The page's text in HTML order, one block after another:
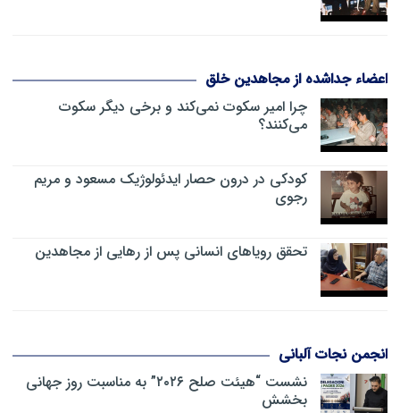
اعضاء جداشده از مجاهدین خلق
چرا امیر سکوت نمی‌کند و برخی دیگر سکوت
می‌کنند؟
کودکی در درون حصار ایدئولوژیک مسعود و مریم
رجوی
تحقق رویاهای انسانی پس از رهایی از مجاهدین
انجمن نجات آلبانی
نشست “هیئت صلح ۲۰۲۶” به مناسبت روز جهانی
بخشش